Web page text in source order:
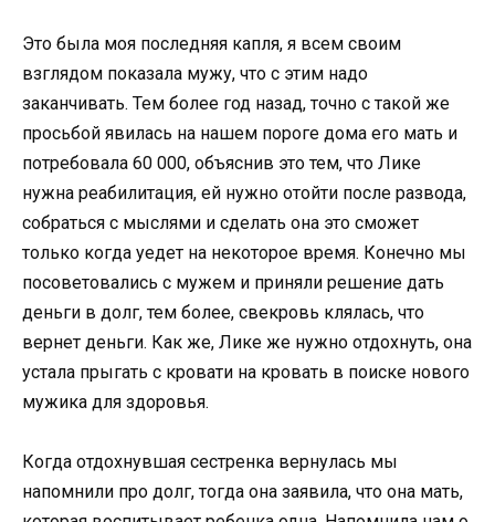
Это была моя последняя капля, я всем своим
взглядом показала мужу, что с этим надо
заканчивать. Тем более год назад, точно с такой же
просьбой явилась на нашем пороге дома его мать и
потребовала 60 000, объяснив это тем, что Лике
нужна реабилитация, ей нужно отойти после развода,
собраться с мыслями и сделать она это сможет
только когда уедет на некоторое время. Конечно мы
посоветовались с мужем и приняли решение дать
деньги в долг, тем более, свекровь клялась, что
вернет деньги. Как же, Лике же нужно отдохнуть, она
устала прыгать с кровати на кровать в поиске нового
мужика для здоровья.
Когда отдохнувшая сестренка вернулась мы
напомнили про долг, тогда она заявила, что она мать,